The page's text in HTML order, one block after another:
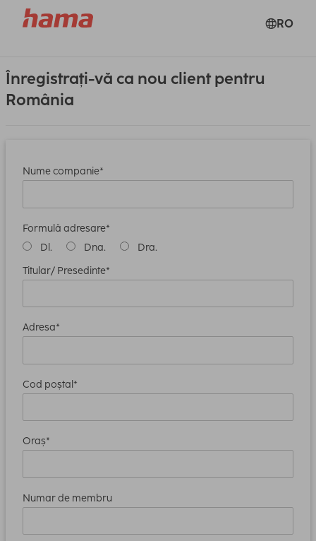
RO
Înregistrați-vă ca nou client pentru
România
Nume companie*
Formulă adresare*
Dl.
Dna.
Dra.
Titular/ Presedinte*
Adresa*
Cod poștal*
Oraș*
Numar de membru